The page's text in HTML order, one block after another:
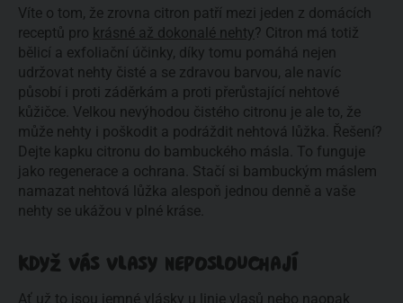
Víte o tom, že zrovna citron patří mezi jeden z domácích
receptů pro krásné až dokonalé nehty? Citron má totiž
bělicí a exfoliační účinky, díky tomu pomáhá nejen
udržovat nehty čisté a se zdravou barvou, ale navíc
působí i proti záděrkám a proti přerůstající nehtové
kůžičce. Velkou nevýhodou čistého citronu je ale to, že
může nehty i poškodit a podráždit nehtová lůžka. Řešení?
Dejte kapku citronu do bambuckého másla. To funguje
jako regenerace a ochrana. Stačí si bambuckým máslem
namazat nehtová lůžka alespoň jednou denně a vaše
nehty se ukážou v plné kráse.
KDYŽ VÁS VLASY NEPOSLOUCHAJÍ
Ať už to jsou jemné vlásky u linie vlasů nebo naopak